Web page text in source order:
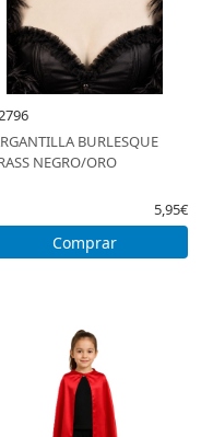
BURLESQUE
NEGRO/ORO
5,95€
Comprar